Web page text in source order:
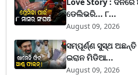
ଡେଲିଭରି... ୮...
August 09, 2026
ସମ୍ପୂର୍ଣ୍ଣ ସୁସ୍ଥ ଅଛନ୍ତି
ଇରାନ ମିଡିଆ...
August 09, 2026